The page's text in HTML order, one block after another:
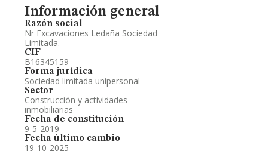
Información general
Razón social
Nr Excavaciones Ledaña Sociedad
Limitada.
CIF
B16345159
Forma jurídica
Sociedad limitada unipersonal
Sector
Construcción y actividades
inmobiliarias
Fecha de constitución
9-5-2019
Fecha último cambio
19-10-2025
Información oficial y registral complementaria.